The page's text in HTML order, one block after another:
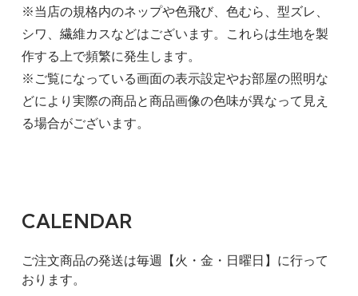
※当店の規格内のネップや色飛び、色むら、型ズレ、
シワ、繊維カスなどはございます。これらは生地を製
作する上で頻繁に発生します。
※ご覧になっている画面の表示設定やお部屋の照明な
どにより実際の商品と商品画像の色味が異なって見え
る場合がございます。
CALENDAR
ご注文商品の発送は毎週【火・金・日曜日】に行って
おります。